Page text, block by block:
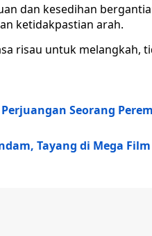
dan kesedihan
ketidakpastian arah.
risau untuk melangkah,
Perjuangan Seorang
Tayang di Mega